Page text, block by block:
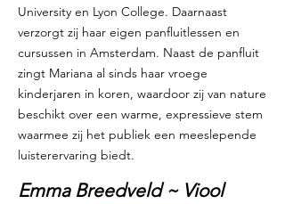
University en Lyon College. Daarnaast
verzorgt zij haar eigen panfluitlessen en
cursussen in Amsterdam. Naast de panfluit
zingt Mariana al sinds haar vroege
kinderjaren in koren, waardoor zij van nature
beschikt over een warme, expressieve stem
waarmee zij het publiek een meeslepende
luisterervaring biedt.
Emma Breedveld ~ Viool